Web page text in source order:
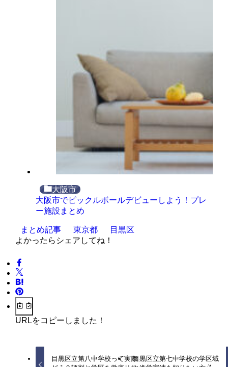
大阪市
大阪市でピックルボールデビューしよう！プレ
ー施設まとめ
まとめ記事 東京都
目黒区
よかったらシェアしてね！
URLをコピーしました！
目黒区立第八中学校って実際目黒区立第七中学校の学区域